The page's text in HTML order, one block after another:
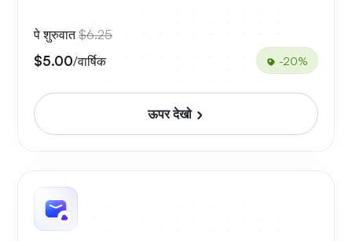
पे शुरुवात$6.25
$5.00/वार्षिक -20%
ऊपर देखो